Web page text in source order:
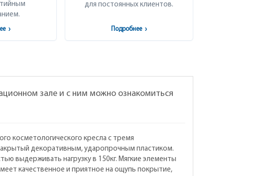
›
для постоянных клиентов.
Подробнее ›
зале и с ним можно ознакомиться
косметологического кресла с тремя
декоративным, ударопрочным пластиком.
выдерживать нагрузку в 150кг. Мягкие элементы
качественное и приятное на ощупь покрытие,